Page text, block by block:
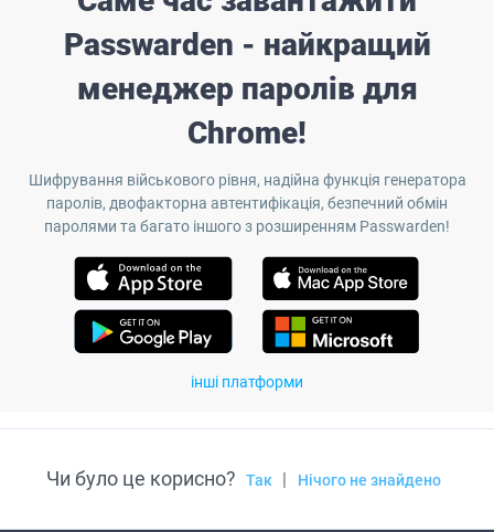
Passwarden - найкращий
менеджер паролів для
Chrome!
Шифрування військового рівня, надійна функція генератора
паролів, двофакторна автентифікація, безпечний обмін
паролями та багато іншого з розширенням Passwarden!
інші платформи
Чи було це корисно? Так | Нічого не знайдено